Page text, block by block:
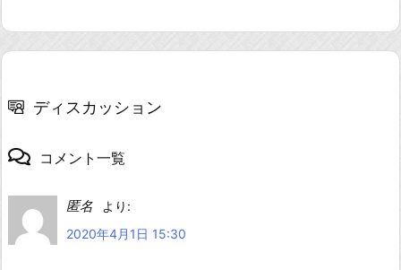
ディスカッション
コメント一覧
匿名
より:
2020年4月1日 15:30